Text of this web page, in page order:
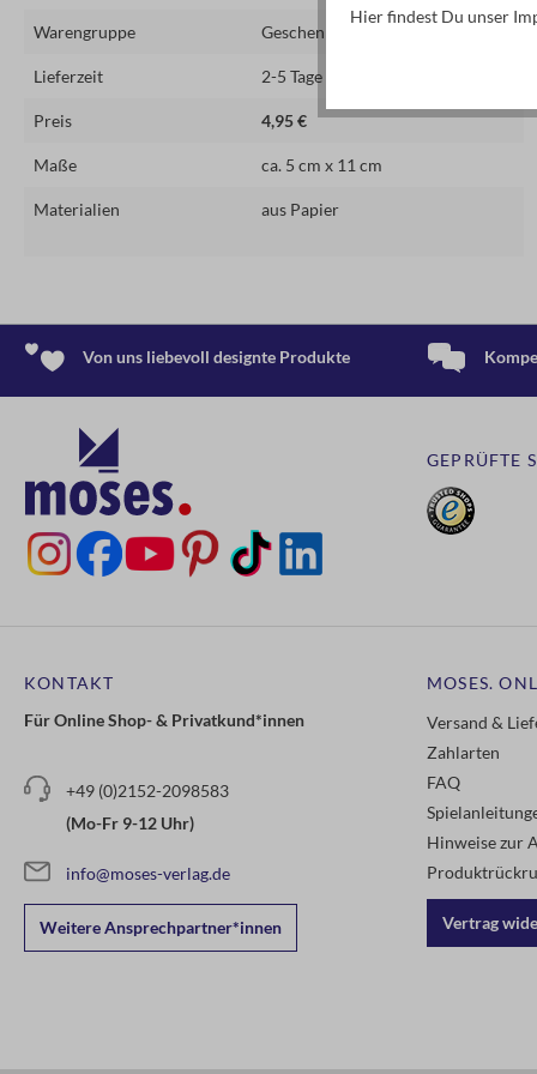
Warengruppe Geschenkartikel
Lieferzeit 2-5 Tage
Preis 4,95 €
Maße ca. 5 cm x 11 cm
Materialien aus Papier
Von uns liebevoll designte Produkte
GEPRÜFTE
KONTAKT
Für Online Shop- & Privatkund*innen
+49 (0)2152-2098583
(Mo-Fr 9-12 Uhr)
info@moses-verlag.de
Weitere Ansprechpartner*innen
MOSES.
Versand &
Zahlarten
FAQ
Hinweise zur
Vertrag
Hier findest Du unser